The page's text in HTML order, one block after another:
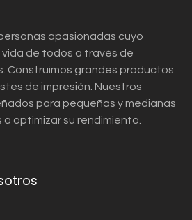
apasionadas cuyo
de todos a través de
Construimos grandes productos
de impresión. Nuestros
para pequeñas y medianas
optimizar su rendimiento.